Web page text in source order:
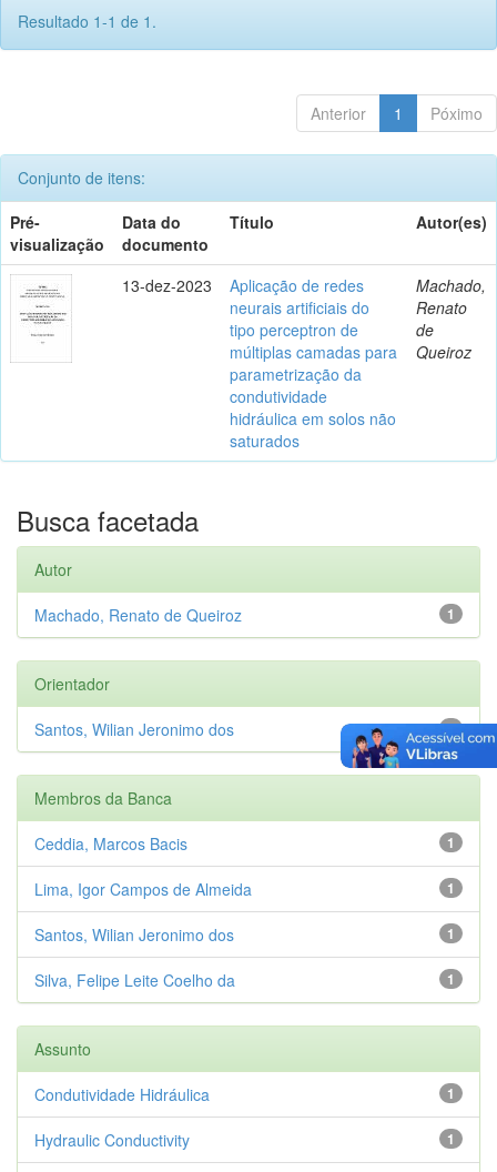
Resultado 1-1 de 1.
Anterior 1 Póximo
Conjunto de itens:
Pré-
visualização
Data do
documento
Título Autor(es)
13-dez-2023
Aplicação de redes
neurais artificiais do
tipo perceptron de
múltiplas camadas para
parametrização da
condutividade
hidráulica em solos não
saturados
Machado,
Renato
de
Queiroz
Busca facetada
Autor
1
Machado, Renato de Queiroz
Orientador
1
Santos, Wilian Jeronimo dos
Membros da Banca
1
Ceddia, Marcos Bacis
1
Lima, Igor Campos de Almeida
1
Santos, Wilian Jeronimo dos
1
Silva, Felipe Leite Coelho da
Assunto
1
Condutividade Hidráulica
1
Hydraulic Conductivity